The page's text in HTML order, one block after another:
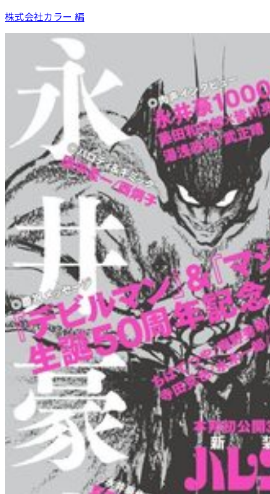
株式会社カラー 編